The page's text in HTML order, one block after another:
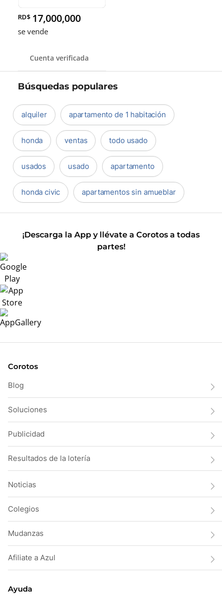
RD$ 17,000,000
se vende
Cuenta verificada
Búsquedas populares
alquiler apartamento de 1 habitación
honda ventas todo usado
usados usado apartamento
honda civic apartamentos sin amueblar
¡Descarga la App y llévate a Corotos a todas
partes!
Corotos
Blog
Soluciones
Publicidad
Resultados de la lotería
Noticias
Colegios
Mudanzas
Afiliate a Azul
Ayuda